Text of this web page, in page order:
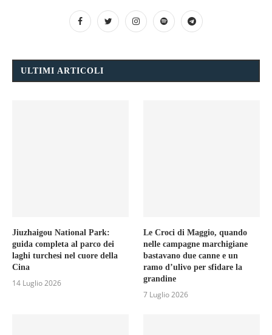
ULTIMI ARTICOLI
Jiuzhaigou National Park:
guida completa al parco dei
laghi turchesi nel cuore della
Cina
14 Luglio 2026
Le Croci di Maggio, quando
nelle campagne marchigiane
bastavano due canne e un
ramo d’ulivo per sfidare la
grandine
7 Luglio 2026